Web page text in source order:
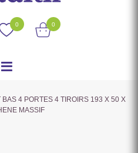
0 0
4 PORTES 4 TIROIRS 193 X 50 X
MASSIF